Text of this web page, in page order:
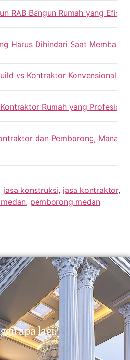
RAB Bangun Rumah yang Efisien
Harus Dihindari Saat
vs Kontraktor Konvensional
Rumah yang
dan Pemborong, Mana
, jasa konstruksi, jasa kontraktor,
, pemborong medan
apa lagi?